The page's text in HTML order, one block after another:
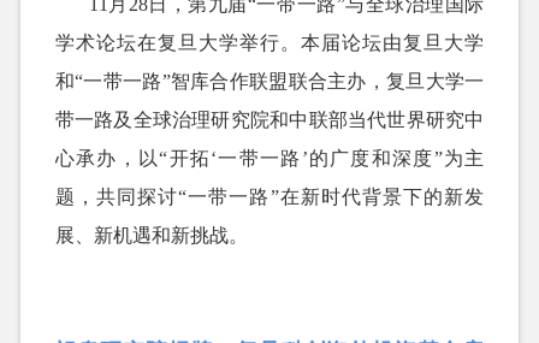
11月28日，第九届“一带一路”与全球治理国际
学术论坛在复旦大学举行。本届论坛由复旦大学
和“一带一路”智库合作联盟联合主办，复旦大学一
带一路及全球治理研究院和中联部当代世界研究中
心承办，以“开拓‘一带一路’的广度和深度”为主
题，共同探讨“一带一路”在新时代背景下的新发
展、新机遇和新挑战。